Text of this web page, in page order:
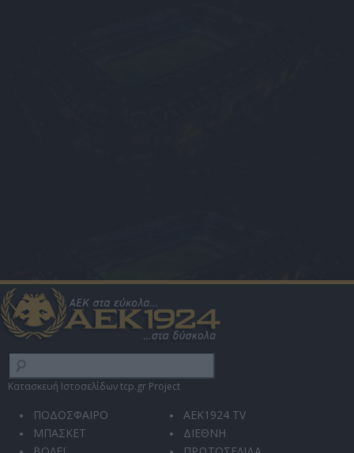
Κατασκευή Ιστοσελίδων tcp.gr Project
ΠΟΔΟΣΦΑΙΡΟ
ΜΠΑΣΚΕΤ
AEK1924 TV
ΔΙΕΘΝΗ